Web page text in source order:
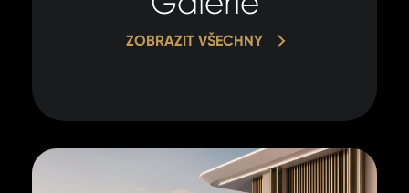
ZOBRAZIT VŠECHNY